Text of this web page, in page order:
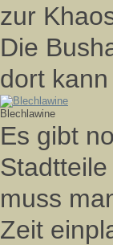
zur
Die
dort
Blechlawine
Es gibt
muss
Zeit